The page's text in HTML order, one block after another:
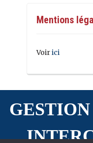
Mentions
Voirici